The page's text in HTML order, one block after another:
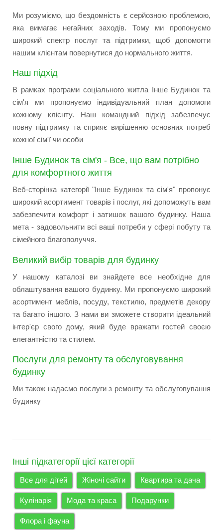
Ми розуміємо, що бездомність є серйозною проблемою,
яка вимагає негайних заходів. Тому ми пропонуємо
широкий спектр послуг та підтримки, щоб допомогти
нашим клієнтам повернутися до нормального життя.
Наш підхід
В рамках програми соціального житла Інше Будинок та
сім'я ми пропонуємо індивідуальний план допомоги
кожному клієнту. Наш командний підхід забезпечує
повну підтримку та сприяє вирішенню основних потреб
кожної сім'ї чи особи
Інше Будинок та сім'я - Все, що вам потрібно
для комфортного життя
Веб-сторінка категорії "Інше Будинок та сім'я" пропонує
широкий асортимент товарів і послуг, які допоможуть вам
забезпечити комфорт і затишок вашого будинку. Наша
мета - задовольнити всі ваші потреби у сфері побуту та
сімейного благополуччя.
Великий вибір товарів для будинку
У нашому каталозі ви знайдете все необхідне для
облаштування вашого будинку. Ми пропонуємо широкий
асортимент меблів, посуду, текстилю, предметів декору
та багато іншого. З нами ви зможете створити ідеальний
інтер'єр свого дому, який буде вражати гостей своєю
елегантністю та стилем.
Послуги для ремонту та обслуговування
будинку
Ми також надаємо послуги з ремонту та обслуговування
будинку
Інші підкатегорії цієї категорії
Все для дітей Жіночі сайти Квартира та дача
Кулінарія Мода та краса Подарунки
Флора і фауна